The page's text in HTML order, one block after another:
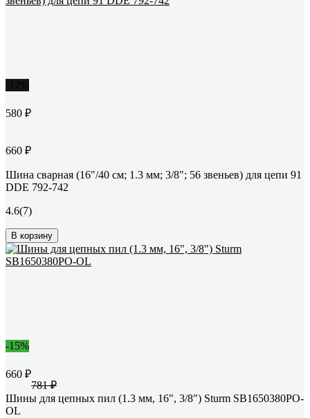
580 ₽
660 ₽
Шина сварная (16"/40 см; 1.3 мм; 3/8"; 56 звеньев) для цепи 91
DDE 792-742
4.6(7)
В корзину
-15%
660 ₽
781 ₽
Шины для цепных пил (1.3 мм, 16", 3/8") Sturm SB1650380PO-
OL